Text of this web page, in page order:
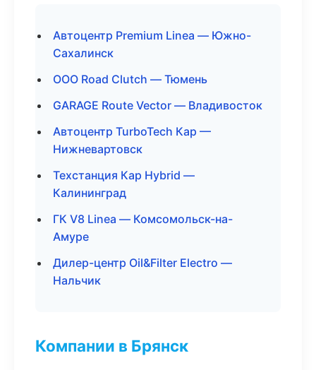
Автоцентр Premium Linea — Южно-
Сахалинск
ООО Road Clutch — Тюмень
GARAGE Route Vector — Владивосток
Автоцентр TurboTech Кар —
Нижневартовск
Техстанция Кар Hybrid —
Калининград
ГК V8 Linea — Комсомольск-на-
Амуре
Дилер-центр Oil&Filter Electro —
Нальчик
Компании в Брянск